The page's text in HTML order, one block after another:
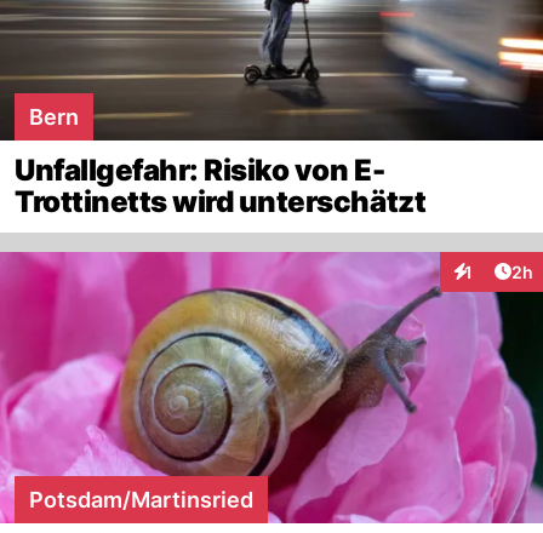
Bern
Unfallgefahr: Risiko von E-
Trottinetts wird unterschätzt
1 2h
Potsdam/Martinsried